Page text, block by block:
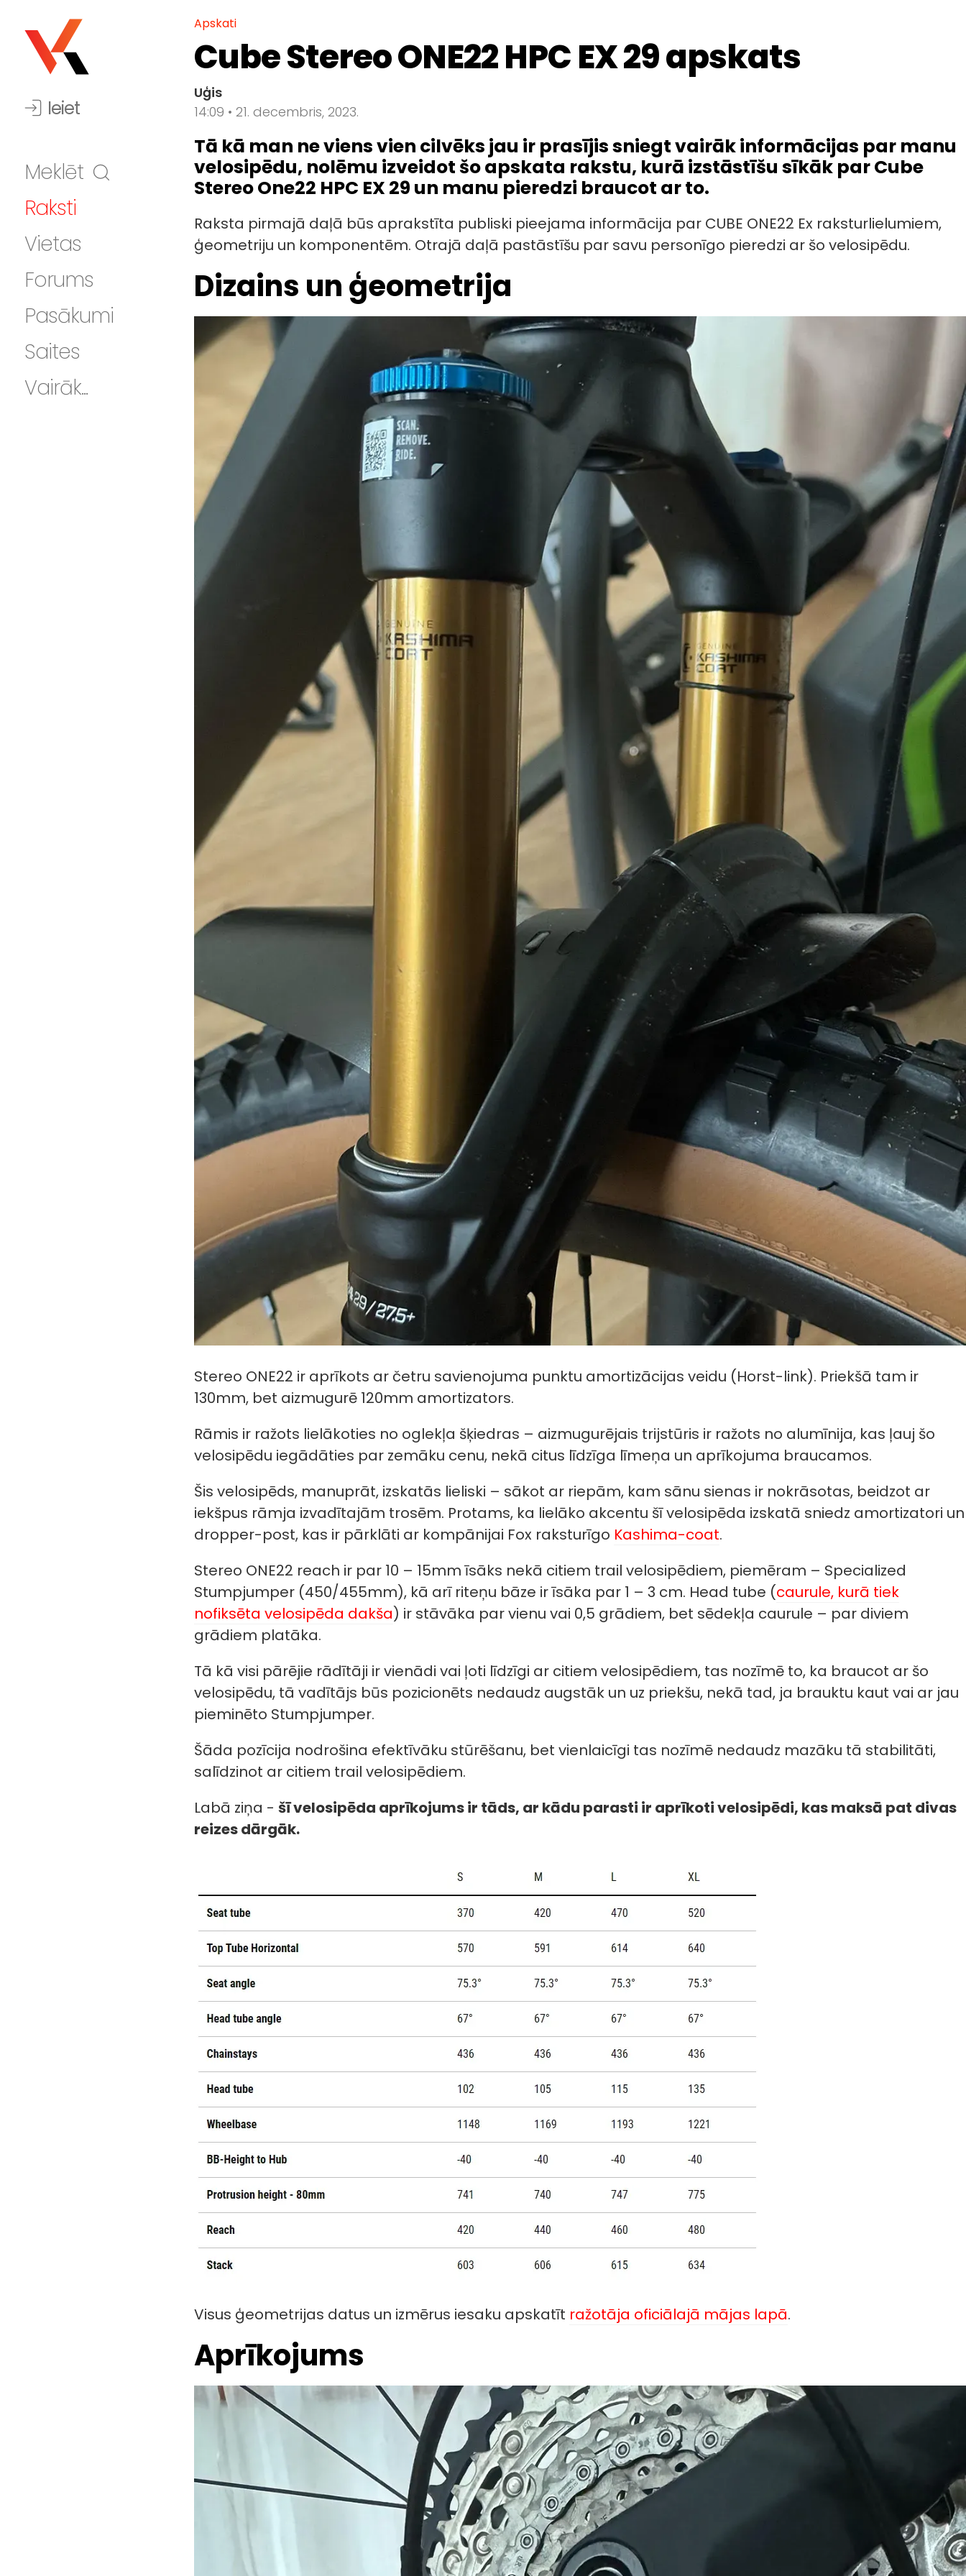
Ieiet
Meklēt
Raksti
Vietas
Forums
Pasākumi
Saites
Vairāk...
Apskati
Cube Stereo ONE22 HPC EX 29 apskats
Uģis
14:09 • 21. decembris, 2023.
Tā kā man ne viens vien cilvēks jau ir prasījis sniegt vairāk informācijas par manu
velosipēdu, nolēmu izveidot šo apskata rakstu, kurā izstāstīšu sīkāk par Cube
Stereo One22 HPC EX 29 un manu pieredzi braucot ar to.
Raksta pirmajā daļā būs aprakstīta publiski pieejama informācija par CUBE ONE22 Ex raksturlielumiem,
ģeometriju un komponentēm. Otrajā daļā pastāstīšu par savu personīgo pieredzi ar šo velosipēdu.
Dizains un ģeometrija
Stereo ONE22 ir aprīkots ar četru savienojuma punktu amortizācijas veidu (Horst-link). Priekšā tam ir
130mm, bet aizmugurē 120mm amortizators.
Rāmis ir ražots lielākoties no oglekļa šķiedras – aizmugurējais trijstūris ir ražots no alumīnija, kas ļauj šo
velosipēdu iegādāties par zemāku cenu, nekā citus līdzīga līmeņa un aprīkojuma braucamos.
Šis velosipēds, manuprāt, izskatās lieliski – sākot ar riepām, kam sānu sienas ir nokrāsotas, beidzot ar
iekšpus rāmja izvadītajām trosēm. Protams, ka lielāko akcentu šī velosipēda izskatā sniedz amortizatori un
dropper-post, kas ir pārklāti ar kompānijai Fox raksturīgo Kashima-coat.
Stereo ONE22 reach ir par 10 – 15mm īsāks nekā citiem trail velosipēdiem, piemēram – Specialized
Stumpjumper (450/455mm), kā arī riteņu bāze ir īsāka par 1 – 3 cm. Head tube (caurule, kurā tiek
nofiksēta velosipēda dakša) ir stāvāka par vienu vai 0,5 grādiem, bet sēdekļa caurule – par diviem
grādiem platāka.
Tā kā visi pārējie rādītāji ir vienādi vai ļoti līdzīgi ar citiem velosipēdiem, tas nozīmē to, ka braucot ar šo
velosipēdu, tā vadītājs būs pozicionēts nedaudz augstāk un uz priekšu, nekā tad, ja brauktu kaut vai ar jau
pieminēto Stumpjumper.
Šāda pozīcija nodrošina efektīvāku stūrēšanu, bet vienlaicīgi tas nozīmē nedaudz mazāku tā stabilitāti,
salīdzinot ar citiem trail velosipēdiem.
Labā ziņa - šī velosipēda aprīkojums ir tāds, ar kādu parasti ir aprīkoti velosipēdi, kas maksā pat divas
reizes dārgāk.
Visus ģeometrijas datus un izmērus iesaku apskatīt ražotāja oficiālajā mājas lapā.
Aprīkojums